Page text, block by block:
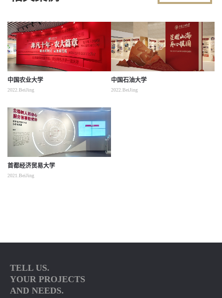
中国农业大学
2022.BeiJing
中国石油大学
2022.BeiJing
首都经济贸易大学
2021.BeiJing
TELL US.
YOUR PROJECTS
AND NEEDS.